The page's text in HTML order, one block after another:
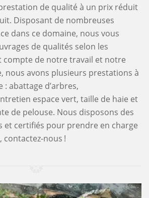
de qualité à un prix réduit
Disposant de nombreuses
dans ce domaine, nous vous
de qualités selon les
compte de notre travail et notre
nous avons plusieurs prestations à
abattage d’arbres,
espace vert, taille de haie et
de pelouse. Nous disposons des
et certifiés pour prendre en charge
nous !